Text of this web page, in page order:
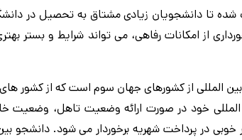
شده تا دانشجویان زیادی مشتاق به تحصیل در
از امکانات رفاهی، می تواند شرایط و بستر
المللی از کشورهای جهان سوم است که از کشور
خود در صورت ارائه وضعیت تاهل، وضعیت
در پرداخت شهریه برخوردار می شود. دانشجو